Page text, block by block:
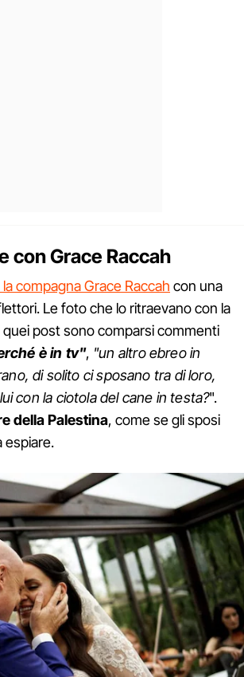
con Grace Raccah
compagna Grace Raccah con una
Le foto che lo ritraevano con la
post sono comparsi commenti
è in tv", "un altro ebreo in
di solito ci sposano tra di loro,
con la ciotola del cane in testa?".
della Palestina, come se gli sposi
espiare.